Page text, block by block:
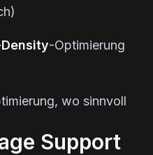
-Optimierung
wo sinnvoll
Support